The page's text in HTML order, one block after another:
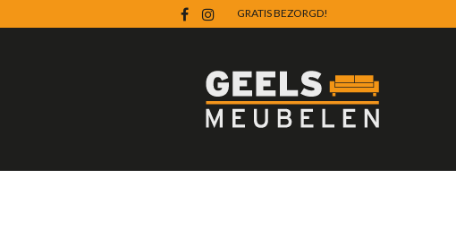
GRATIS BEZORGD!